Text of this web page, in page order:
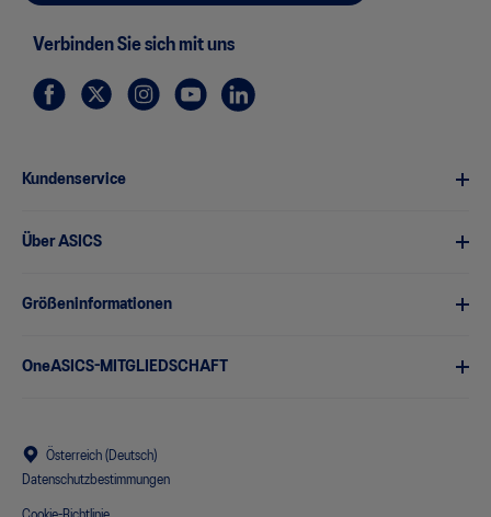
Verbinden Sie sich mit uns
Kundenservice
Über ASICS
Größeninformationen
OneASICS-MITGLIEDSCHAFT
Österreich (Deutsch)
Datenschutzbestimmungen